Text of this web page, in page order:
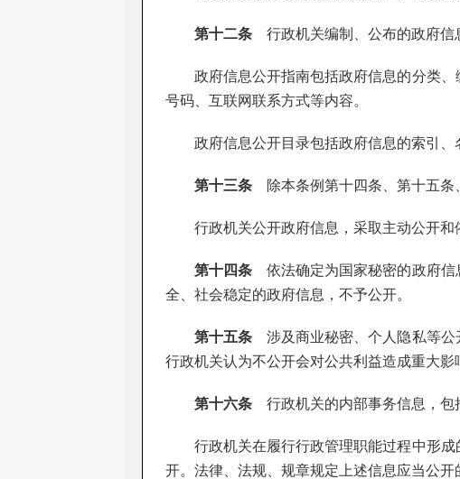
第十二条 行政机关编制、公布的政府信
政府信息公开指南包括政府信息的分类
号码、互联网联系方式等内容。
政府信息公开目录包括政府信息的索引、
第十三条 除本条例第十四条、第十五条
行政机关公开政府信息，采取主动公开和
第十四条 依法确定为国家秘密的政府信
全、社会稳定的政府信息，不予公开。
第十五条 涉及商业秘密、个人隐私等公
行政机关认为不公开会对公共利益造成重大影
第十六条 行政机关的内部事务信息，包
行政机关在履行行政管理职能过程中形
开。法律、法规、规章规定上述信息应当公开